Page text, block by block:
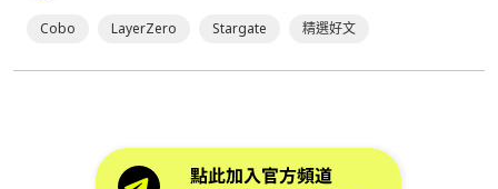
Cobo LayerZero Stargate 精選好文